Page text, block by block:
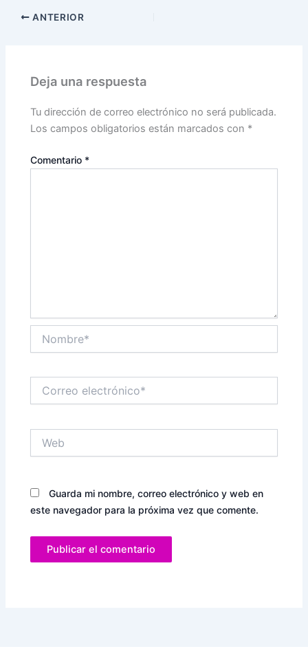
ANTERIOR
Deja una respuesta
Tu dirección de correo electrónico no será publicada.
Los campos obligatorios están marcados con *
Comentario *
electrónico*
Guarda mi nombre, correo electrónico y web en
este navegador para la próxima vez que comente.